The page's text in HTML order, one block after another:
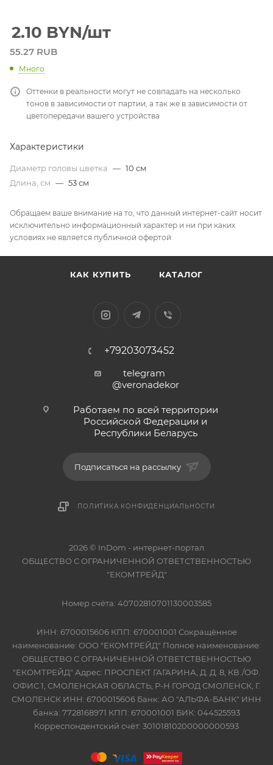
2.10 BYN/шт
55.27 RUB
Много
Оттенки в реальности могут не совпадать на несколько
тонов в зависимости от партии, а так же в зависимости от
цветопередачи вашего устройства
Характеристики
Диаметр головы цветка — 10 см
Длина, см — 53 см
Обращаем ваше внимание на то, что данный интернет-сайт носит
исключительно информационный характер и ни при каких
условиях не является публичной офертой
КАК КУПИТЬ КАТАЛОГ
+79203073452
telegram
@veronadekor
Работаем по всей территории
Российской Федерации и
Республики Беларусь
Подписаться на рассылку
ПОЛИТИКА КОНФИДЕНЦИАЛЬНОСТИ
2026 © InDom - интернет-портал
ОБЩЕСТВО С ОГРАНИЧЕННОЙ ОТВЕТСТВЕННОСТЬЮ
"ЕКОМТРЕЙД"
Номер счёта: 40702810701130003585
ИНН: 6700015606 КПП: 670001001 Сокращённое
наименование: ООО "ЕКОМТРЕЙД" Полное наименование:
ОБЩЕСТВО С ОГРАНИЧЕННОЙ ОТВЕТСТВЕННОСТЬЮ
"ЕКОМТРЕЙД" Адрес: ПРОСПЕКТ ГАГАРИНА, Д. Д. 8, КВ./ОФ.
ОФИС 1, СМОЛЕНСКАЯ ОБЛАСТЬ, Р-Н ГОРОД СМОЛЕНСК, Г.
СМОЛЕНСК ИНН: 6700015606 Банк: АО "АЛЬФА-БАНК" ИНН
банка: 7728168971 КПП: 670001001 БИК: 044525593
Корреспондентский счёт: 30101810200000000593